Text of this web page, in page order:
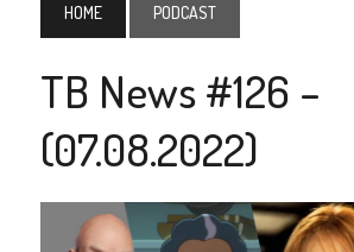
HOME PODCAST
TB News #126 –
(07.08.2022)